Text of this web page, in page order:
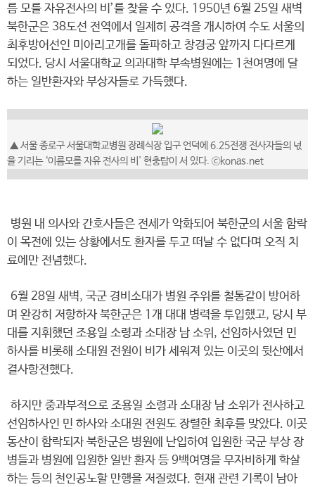
름 모를 자유전사의 비’를 찾을 수 있다. 1950년 6월 25일 새벽
북한군은 38도선 전역에서 일제히 공격을 개시하여 수도 서울의
최후방어선인 미아리고개를 돌파하고 창경궁 앞까지 다다르게
되었다. 당시 서울대학교 의과대학 부속병원에는 1천여명에 달
하는 일반환자와 부상자들로 가득했다.
▲ 서울 종로구 서울대학교병원 장례식장 입구 언덕에 6.25전쟁 전사자들의 넋
을 기리는 ‘이름모를 자유 전사의 비' 현충탑이 서 있다. ⓒkonas.net
병원 내 의사와 간호사들은 전세가 악화되어 북한군의 서울 함락
이 목전에 있는 상황에서도 환자를 두고 떠날 수 없다며 오직 치
료에만 전념했다.
6월 28일 새벽, 국군 경비소대가 병원 주위를 철통같이 방어하
며 완강히 저항하자 북한군은 1개 대대 병력을 투입했고, 당시 부
대를 지휘했던 조용일 소령과 소대장 남 소위, 선임하사였던 민
하사를 비롯해 소대원 전원이 비가 세워져 있는 이곳의 뒷산에서
결사항전했다.
하지만 중과부적으로 조용일 소령과 소대장 남 소위가 전사하고
선임하사인 민 하사와 소대원 전원도 장렬한 최후를 맞았다. 이곳
동산이 함락되자 북한군은 병원에 난입하여 입원한 국군 부상 장
병들과 병원에 입원한 일반 환자 등 9백여명을 무자비하게 학살
하는 등의 천인공노할 만행을 저질렀다. 현재 관련 기록이 남아